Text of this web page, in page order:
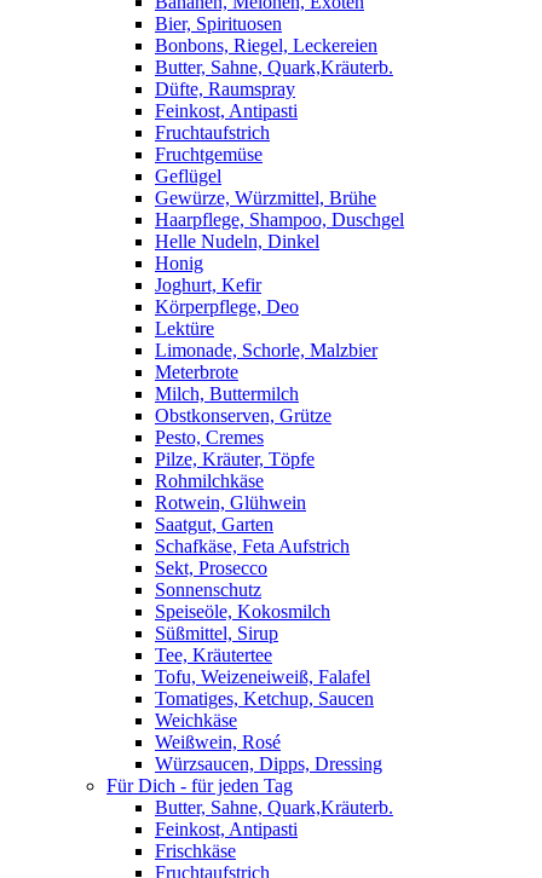
Bier, Spirituosen
Bonbons, Riegel, Leckereien
Butter, Sahne, Quark,Kräuterb.
Düfte, Raumspray
Feinkost, Antipasti
Fruchtaufstrich
Fruchtgemüse
Geflügel
Gewürze, Würzmittel, Brühe
Haarpflege, Shampoo, Duschgel
Helle Nudeln, Dinkel
Honig
Joghurt, Kefir
Körperpflege, Deo
Lektüre
Limonade, Schorle, Malzbier
Meterbrote
Milch, Buttermilch
Obstkonserven, Grütze
Pesto, Cremes
Pilze, Kräuter, Töpfe
Rohmilchkäse
Rotwein, Glühwein
Saatgut, Garten
Schafkäse, Feta Aufstrich
Sekt, Prosecco
Sonnenschutz
Speiseöle, Kokosmilch
Süßmittel, Sirup
Tee, Kräutertee
Tofu, Weizeneiweiß, Falafel
Tomatiges, Ketchup, Saucen
Weichkäse
Weißwein, Rosé
Würzsaucen, Dipps, Dressing
Für Dich - für jeden Tag
Butter, Sahne, Quark,Kräuterb.
Feinkost, Antipasti
Frischkäse
Fruchtaufstrich